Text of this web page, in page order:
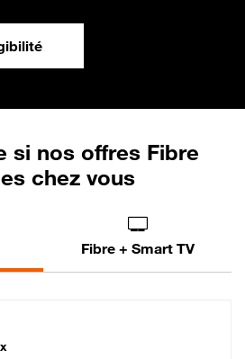
si nos offres Fibre
chez vous
Fibre + Smart TV
Livebox Lite Fibre